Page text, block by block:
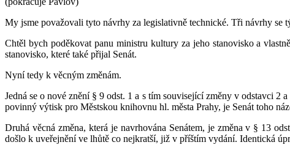
My jsme považovali tyto návrhy za legislativně technické. Tři návrhy se
Chtěl bych poděkovat panu ministru kultury za jeho stanovisko a
stanovisko, které také přijal Senát.
Nyní tedy k věcným změnám.
Jedná se o nové znění § 9 odst. 1 a s tím související změny v odstavci
povinný výtisk pro Městskou knihovnu hl. města Prahy, je Senát toho
Druhá věcná změna, která je navrhována Senátem, je změna v § 13
došlo k uveřejnění ve lhůtě co nejkratší, již v příštím vydání. Identická